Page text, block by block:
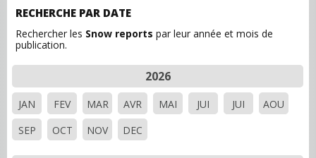
RECHERCHE PAR DATE
Rechercher les Snow reports par leur année et mois de
publication.
2026
JAN FEV MAR AVR MAI JUI JUI
AOU
SEP
OCT NOV DEC